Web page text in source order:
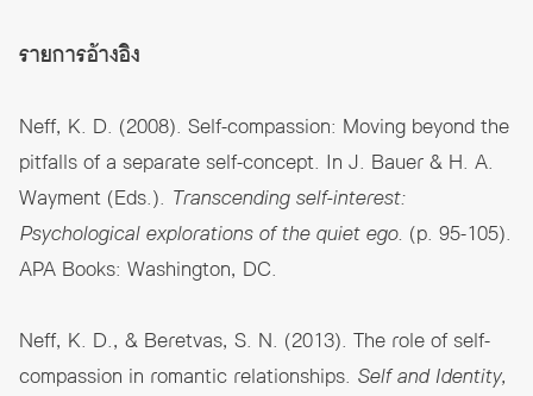
รายการอ้างอิง
Neff, K. D. (2008). Self-compassion: Moving beyond the
pitfalls of a separate self-concept. In J. Bauer & H. A.
Wayment (Eds.). Transcending self-interest:
Psychological explorations of the quiet ego. (p. 95-105).
APA Books: Washington, DC.
Neff, K. D., & Beretvas, S. N. (2013). The role of self-
compassion in romantic relationships. Self and Identity,